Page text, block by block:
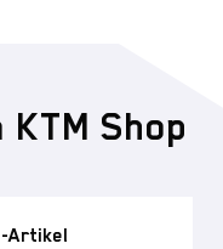
Shop
Artikel